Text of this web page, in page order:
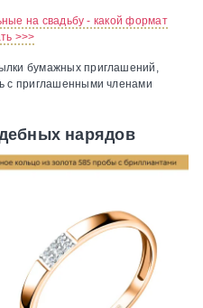
на свадьбу - какой формат
>>>
бумажных приглашений,
с приглашенными членами
нарядов